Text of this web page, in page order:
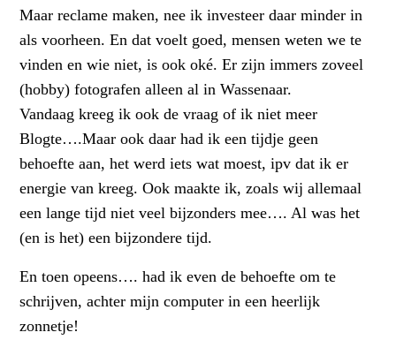
Maar reclame maken, nee ik investeer daar minder in
als voorheen. En dat voelt goed, mensen weten we te
vinden en wie niet, is ook oké. Er zijn immers zoveel
(hobby) fotografen alleen al in Wassenaar.
Vandaag kreeg ik ook de vraag of ik niet meer
Blogte….Maar ook daar had ik een tijdje geen
behoefte aan, het werd iets wat moest, ipv dat ik er
energie van kreeg. Ook maakte ik, zoals wij allemaal
een lange tijd niet veel bijzonders mee…. Al was het
(en is het) een bijzondere tijd.
En toen opeens…. had ik even de behoefte om te
schrijven, achter mijn computer in een heerlijk
zonnetje!